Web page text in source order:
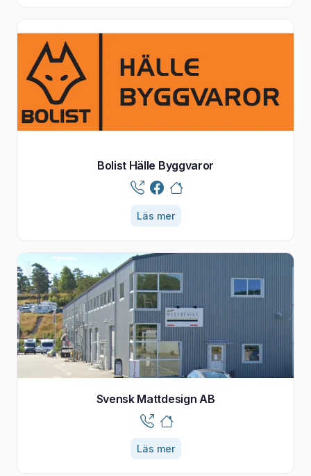
Bolist Hälle Byggvaror
Läs mer
Svensk Mattdesign AB
Läs mer